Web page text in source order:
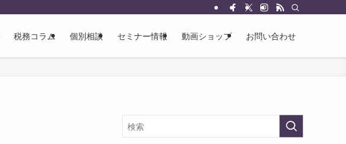
税務コラム 個別相談 セミナー情報 動画ショップ お問い合わせ